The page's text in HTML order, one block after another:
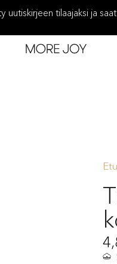
uutiskirjeen tilaajaksi ja